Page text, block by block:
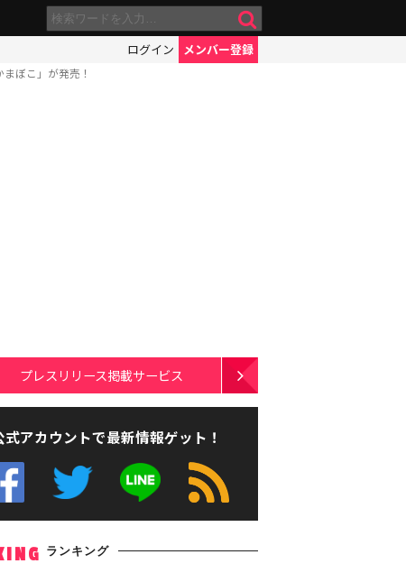
ログイン メンバー登録
ぼこ」が発売！
プレスリリース掲載サービス
式アカウントで最新情報ゲット！
ランキング